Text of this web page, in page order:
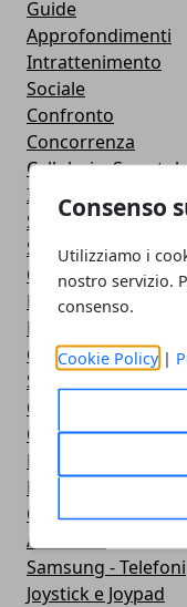
Consenso
Utilizziamo i
nostro servizio.
consenso.
Cookie Policy |
Guide
Approfondimenti
Intrattenimento
Sociale
Confronto
Concorrenza
Cellulari e
Immagini e GIF
Smart Watch
Strumenti
Contapassi e
Featured
Rompicapo e puzzle
Giochi
Senza categoria
Comunicazioni
Operatori
Navigatore
Produttivita
Offerte
Accessori
Samsung - Telefoni
Joystick e Joypad